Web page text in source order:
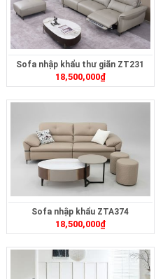
Sofa nhập khẩu thư giãn ZT231
18,500,000₫
Sofa nhập khẩu ZTA374
18,500,000₫